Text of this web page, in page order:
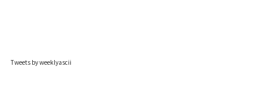
Tweets by weeklyascii